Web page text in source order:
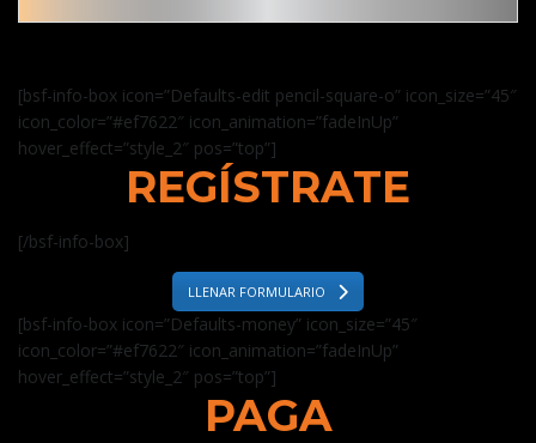
[bsf-info-box icon=”Defaults-edit pencil-square-o” icon_size=”45″
icon_color=”#ef7622″ icon_animation=”fadeInUp”
hover_effect=”style_2″ pos=”top”]
REGÍSTRATE
[/bsf-info-box]
LLENAR FORMULARIO
[bsf-info-box icon=”Defaults-money” icon_size=”45″
icon_color=”#ef7622″ icon_animation=”fadeInUp”
hover_effect=”style_2″ pos=”top”]
PAGA